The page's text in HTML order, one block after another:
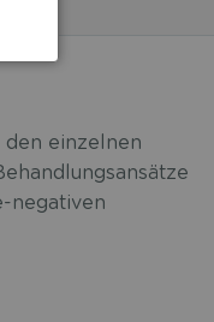
einzelnen
negativen